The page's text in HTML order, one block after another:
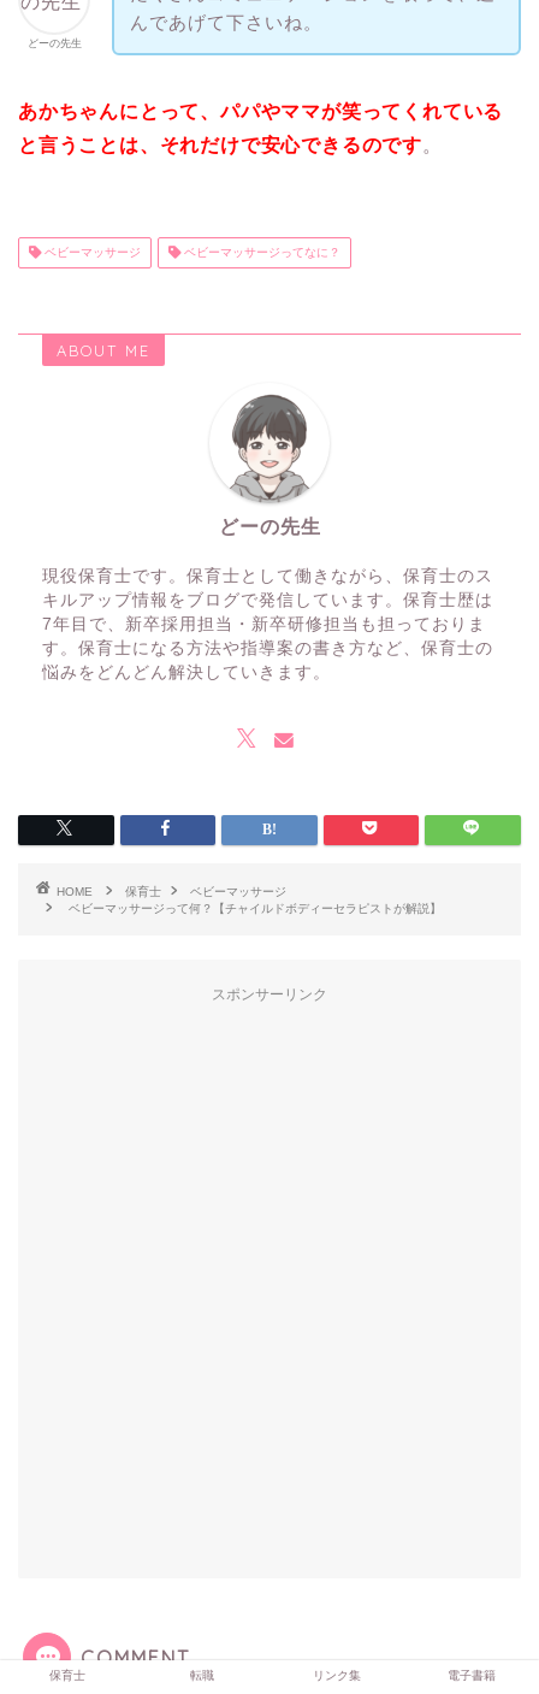
どーの先生
んであげて下さいね。
あかちゃんにとって、パパやママが笑ってくれている
と言うことは、それだけで安心できるのです。
ベビーマッサージ ベビーマッサージってなに？
ABOUT ME
どーの先生
現役保育士です。保育士として働きながら、保育士のス
キルアップ情報をブログで発信しています。保育士歴は
7年目で、新卒採用担当・新卒研修担当も担っておりま
す。保育士になる方法や指導案の書き方など、保育士の
悩みをどんどん解決していきます。
HOME 保育士
ベビーマッサージ
ベビーマッサージって何？【チャイルドボディーセラピストが解説】
スポンサーリンク
COMMENT
保育士 転職 リンク集 電子書籍